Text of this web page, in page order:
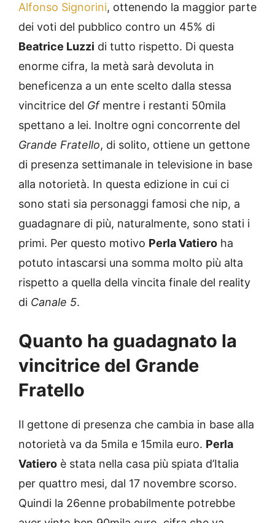
Alfonso Signorini, ottenendo la maggior parte
dei voti del pubblico contro un 45% di
Beatrice Luzzi di tutto rispetto. Di questa
enorme cifra, la metà sarà devoluta in
beneficenza a un ente scelto dalla stessa
vincitrice del Gfmentre i restanti 50mila
spettano a lei. Inoltre ogni concorrente del
Grande Fratello, di solito, ottiene un gettone
di presenza settimanale in televisione in base
alla notorietà. In questa edizione in cui ci
sono stati sia personaggi famosi che nip, a
guadagnare di più, naturalmente, sono stati i
primi. Per questo motivo Perla Vatiero ha
potuto intascarsi una somma molto più alta
rispetto a quella della vincita finale del reality
di Canale 5.
Quanto ha guadagnato la
vincitrice del Grande
Fratello
Il gettone di presenza che cambia in base alla
notorietà va da 5mila e 15mila euro. Perla
Vatiero è stata nella casa più spiata d’Italia
per quattro mesi, dal 17 novembre scorso.
Quindi la 26enne probabilmente potrebbe